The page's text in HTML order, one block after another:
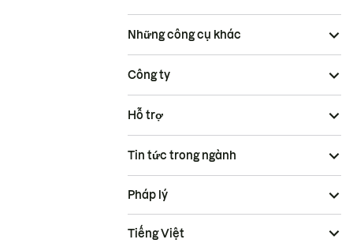
Những công cụ khác
Công ty
Hỗ trợ
Tin tức trong ngành
Pháp lý
Tiếng Việt